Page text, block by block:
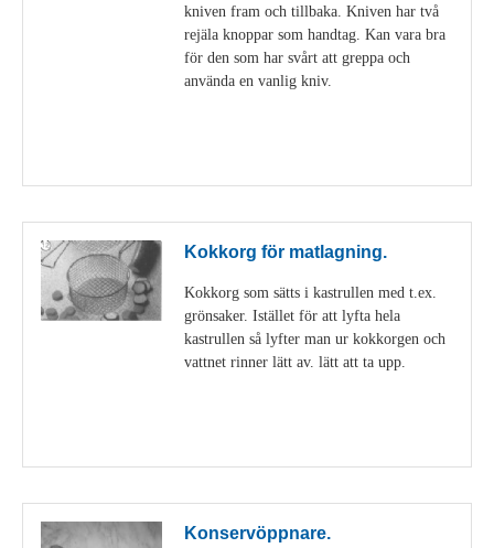
kniven fram och tillbaka. Kniven har två
rejäla knoppar som handtag. Kan vara bra
för den som har svårt att greppa och
använda en vanlig kniv.
Kokkorg för matlagning.
Kokkorg som sätts i kastrullen med t.ex.
grönsaker. Istället för att lyfta hela
kastrullen så lyfter man ur kokkorgen och
vattnet rinner lätt av. lätt att ta upp.
Konservöppnare.